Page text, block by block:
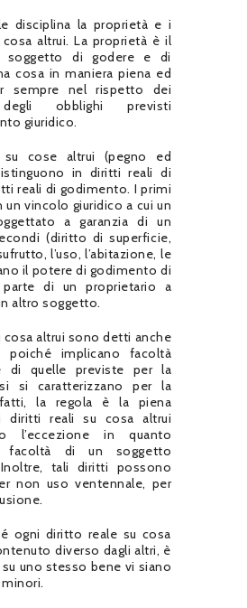
disciplina la proprietà e i
altrui. La proprietà è il
di godere e di
cosa in maniera piena ed
sempre nel rispetto dei
obblighi previsti
giuridico.
cose altrui (pegno ed
in diritti reali di
reali di godimento. I primi
vincolo giuridico a cui un
a garanzia di un
(diritto di superficie,
l’uso, l’abitazione, le
il potere di godimento di
di un proprietario a
altro soggetto.
cosa altrui sono detti anche
poiché implicano facoltà
di quelle previste per la
si caratterizzano per la
la regola è la piena
diritti reali su cosa altrui
l’eccezione in quanto
facoltà di un soggetto
tali diritti possono
non uso ventennale, per
ogni diritto reale su cosa
diverso dagli altri, è
uno stesso bene vi siano